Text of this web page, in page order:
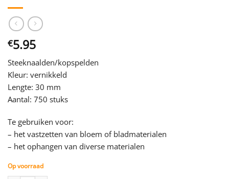
€5.95
Steeknaalden/kopspelden
Kleur: vernikkeld
Lengte: 30 mm
Aantal: 750 stuks
Te gebruiken voor:
– het vastzetten van bloem of bladmaterialen
– het ophangen van diverse materialen
Op voorraad